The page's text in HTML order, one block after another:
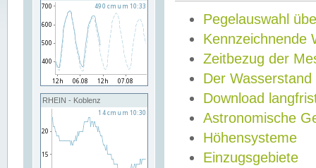
RHEIN - Koblenz
Pegelauswahl
Kennzeichnende
Zeitbezug der
Der Wasserstand
Download
Astronomische
Höhensysteme
Einzugsgebiete